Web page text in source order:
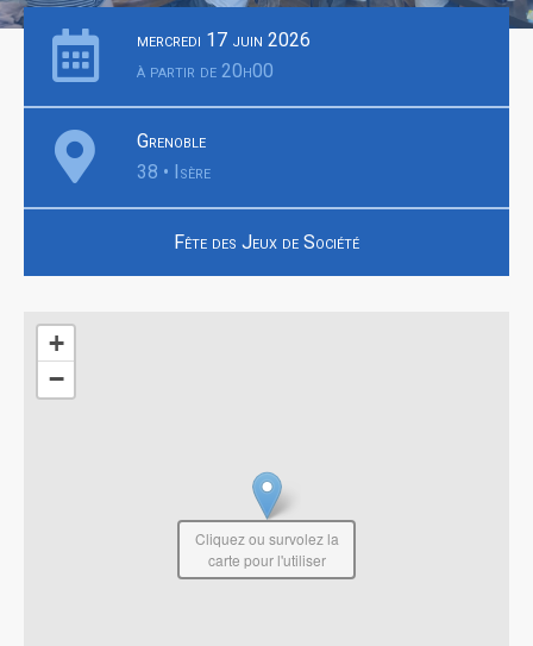
mercredi 17 juin 2026
à partir de 20h00
Grenoble
38 • Isère
Fête des Jeux de Société
+
−
Cliquez ou survolez la
carte pour l'utiliser